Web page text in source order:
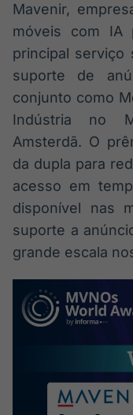
Mavenir,
móveis com IA
principal serviço
suporte de
conjunto como
Indústria no
Amsterdã. O
da dupla para
acesso em
disponível nas
suporte a
grande escala